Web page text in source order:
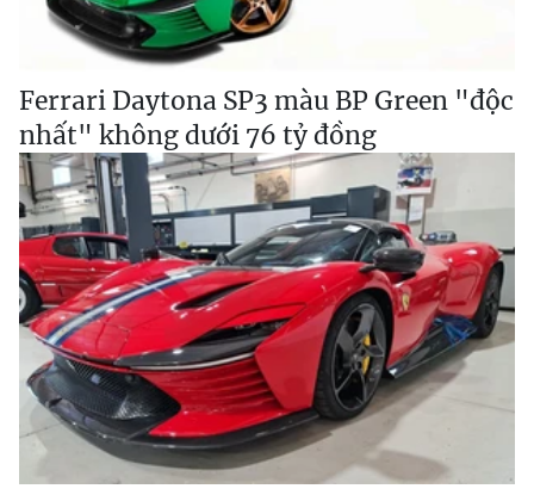
Ferrari Daytona SP3 màu BP Green "độc
nhất" không dưới 76 tỷ đồng